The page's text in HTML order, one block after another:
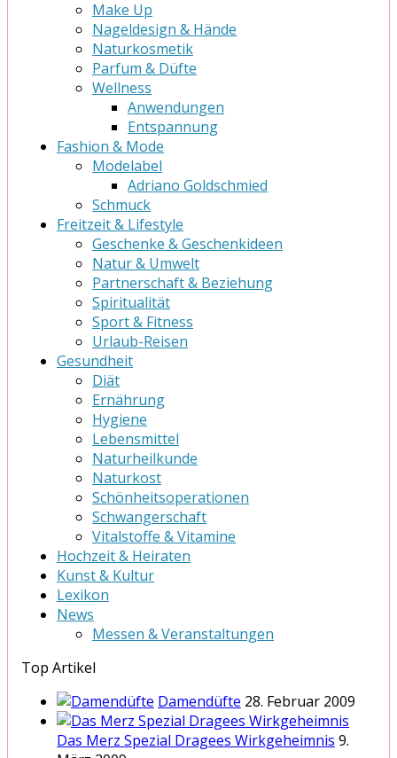
Make Up
Nageldesign & Hände
Naturkosmetik
Parfum & Düfte
Wellness
Anwendungen
Entspannung
Fashion & Mode
Modelabel
Adriano Goldschmied
Schmuck
Freitzeit & Lifestyle
Geschenke & Geschenkideen
Natur & Umwelt
Partnerschaft & Beziehung
Spiritualität
Sport & Fitness
Urlaub-Reisen
Gesundheit
Diät
Ernährung
Hygiene
Lebensmittel
Naturheilkunde
Naturkost
Schönheitsoperationen
Schwangerschaft
Vitalstoffe & Vitamine
Hochzeit & Heiraten
Kunst & Kultur
Lexikon
News
Messen & Veranstaltungen
Top Artikel
Damendüfte 28. Februar 2009
Das Merz Spezial Dragees Wirkgeheimnis 9.